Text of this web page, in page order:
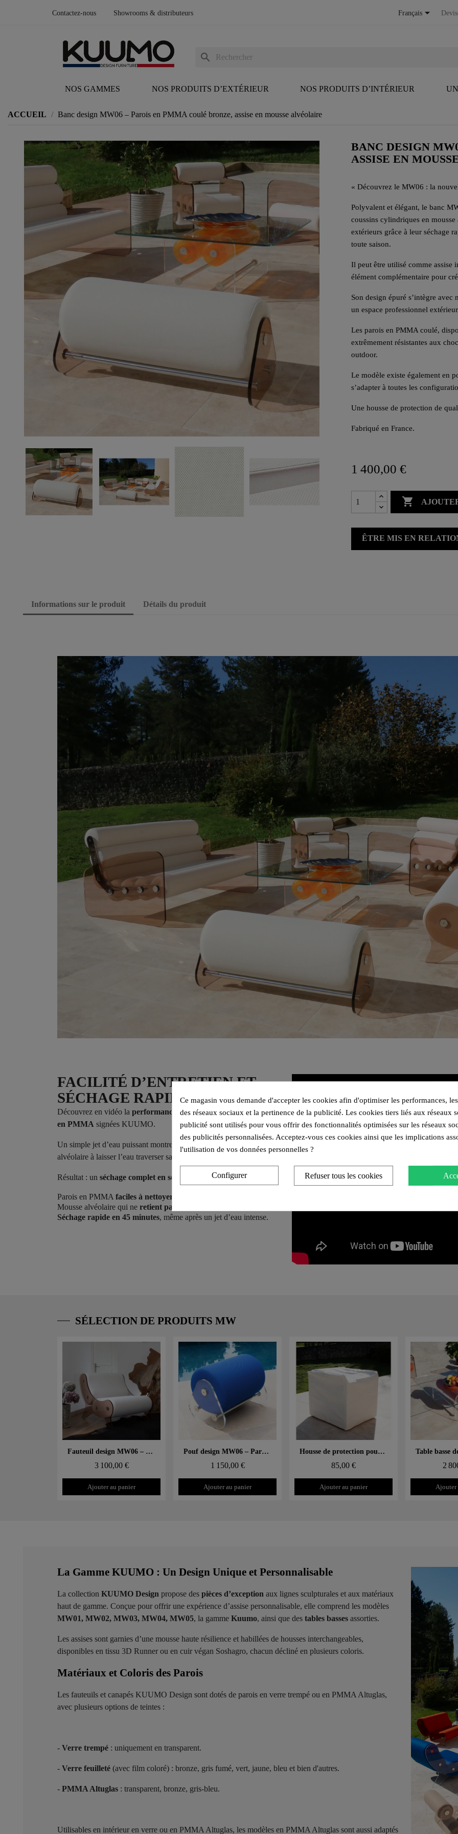
Contactez-nous Showrooms & distributeurs Français
NOS GAMMES NOS PRODUITS D’EXTÉRIEUR NOS PRODUITS D’INTÉRIEUR
search
ACCUEIL Banc design MW06 – Parois en PMMA coulé bronze, assise en mousse alvéolaire
BANC DESIGN
ASSISE EN
« Découvrez le MW06 : la
Polyvalent et élégant, le banc
coussins cylindriques en
extérieurs grâce à leur séchage
toute saison.
Il peut être utilisé comme assise
élément complémentaire pour
Son design épuré s’intègre
un espace professionnel
Les parois en PMMA coulé,
extrêmement résistantes aux
outdoor.
Le modèle existe également en
s’adapter à toutes les
Une housse de protection de
Fabriqué en France.
1 400,00 €

ÊTRE MIS EN
Informations sur le produit Détails du produit
FACILITÉ D’ENTRETIEN ET
SÉCHAGE RAPIDE
Découvrez en vidéo la performance unique de nos assiseset parois
en PMMA signées KUUMO.
Un simple jet d’eau puissant montre la capacité de la mousse
alvéolaire à laisser l’eau traverser sans la retenir.
Résultat : un séchage complet en seulement 45 minutes.
Parois en PMMA faciles à nettoyer.
Mousse alvéolaire qui ne retient pas l’humidité.
Séchage rapide en 45 minutes, même après un jet d’eau intense.
SÉLECTION DE PRODUITS MW
Aperçu rapide Fauteuil design MW06 – Parois en PMMA coulé bronze, assise en mousse
3 100,00 €
Ajouter au panier
Aperçu rapide Pouf design MW06 – Parois en PMMA coulé, assise en mousse alvéolaire
1 150,00 €
Ajouter au panier
Aperçu rapide Housse de protection pour pouf & banc MW06
85,00 €
Ajouter au panier
2
Ajouter
La Gamme KUUMO : Un Design Unique et Personnalisable
La collection KUUMO Design propose des pièces d’exception aux lignes sculpturales et aux matériaux
haut de gamme. Conçue pour offrir une expérience d’assise personnalisable, elle comprend les modèles
MW01, MW02, MW03, MW04, MW05, la gamme Kuumo, ainsi que des tables basses assorties.
Les assises sont garnies d’une mousse haute résilience et habillées de housses interchangeables,
disponibles en tissu 3D Runner ou en cuir végan Soshagro, chacun décliné en plusieurs coloris.
Matériaux et Coloris des Parois ​
Les fauteuils et canapés KUUMO Design sont dotés de parois en verre trempé ou en PMMA Altuglas,
avec plusieurs options de teintes :
- Verre trempé : uniquement en transparent.
- Verre feuilleté (avec film coloré) : bronze, gris fumé, vert, jaune, bleu et bien d'autres.
- PMMA Altuglas : transparent, bronze, gris-bleu.
Utilisables en intérieur en verre ou en PMMA Altuglas, les modèles en PMMA Altuglas sont aussi adaptés
Ce magasin vous demande d'accepter les cookies afin d'optimiser les performances,
des réseaux sociaux et la pertinence de la publicité. Les cookies tiers liés aux réseaux
publicité sont utilisés pour vous offrir des fonctionnalités optimisées sur les réseaux
des publicités personnalisées. Acceptez-vous ces cookies ainsi que les implications
l'utilisation de vos données personnelles ?
Refuser tous les cookies
Configurer